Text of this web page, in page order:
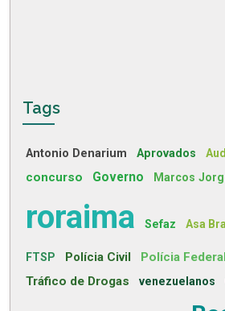
Tags
Antonio Denarium Aprovados
concurso Governo Marcos
roraima Sefaz Asa
FTSP Polícia Civil Polícia Federal
Tráfico de Drogas venezuelanos